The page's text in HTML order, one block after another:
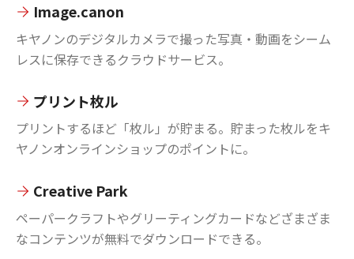
Image.canon
キヤノンのデジタルカメラで撮った写真・動画をシーム
レスに保存できるクラウドサービス。
プリント枚ル
プリントするほど「枚ル」が貯まる。貯まった枚ルをキ
ヤノンオンラインショップのポイントに。
Creative Park
ペーパークラフトやグリーティングカードなどざまざま
なコンテンツが無料でダウンロードできる。